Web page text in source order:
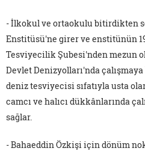
- İlkokul ve ortaokulu bitirdikten
Enstitüsü'ne girer ve enstitünün
Tesviyecilik Şubesi'nden mezun
Devlet Denizyolları'nda
deniz tesviyecisi sıfatıyla usta
camcı ve halıcı dükkânlarında
sağlar.
- Bahaeddin Özkişi için dönüm